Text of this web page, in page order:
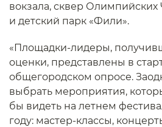
вокзала, сквер
и детский парк «Фили».
«Площадки-лидеры,
оценки, представлены в
общегородском опросе.
выбрать мероприятия,
бы видеть на летнем
году: мастер-классы,